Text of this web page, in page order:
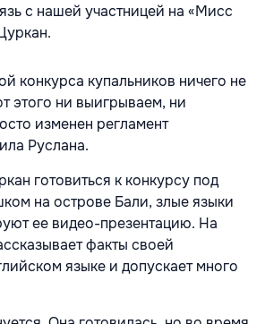
с нашей участницей на «Мисс
конкурса купальников ничего не
этого ни выигрываем, ни
изменен регламент
Руслана.
готовиться к конкурсу под
на острове Бали, злые языки
ее видео-презентацию. На
факты своей
языке и допускает много